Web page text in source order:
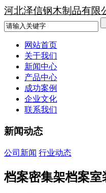
河北泽信钢木制品有限
网站首页
关于我们
新闻中心
产品中心
成功案例
企业文化
联系我们
新闻动态
公司新闻 行业动态
档案密集架档案室